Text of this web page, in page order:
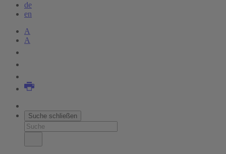
de
en
A
A
Suche schließen